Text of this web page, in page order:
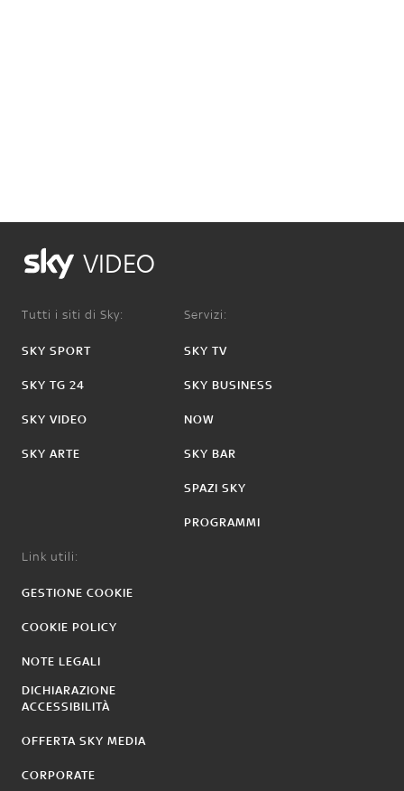
VIDEO
Tutti i siti di Sky:
SKY SPORT
SKY TG 24
SKY VIDEO
SKY ARTE
Servizi:
SKY TV
SKY BUSINESS
NOW
SKY BAR
SPAZI SKY
PROGRAMMI
Link utili:
GESTIONE COOKIE
COOKIE POLICY
NOTE LEGALI
DICHIARAZIONE
ACCESSIBILITÀ
OFFERTA SKY MEDIA
CORPORATE